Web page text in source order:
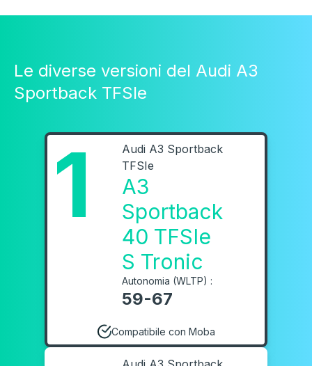
Le diverse versioni del Audi A3
Sportback TFSIe
1
Audi A3 Sportback
TFSIe
A3
Sportback
40 TFSIe
S Tronic
Autonomia (WLTP) :
59-67
Compatibile con Moba